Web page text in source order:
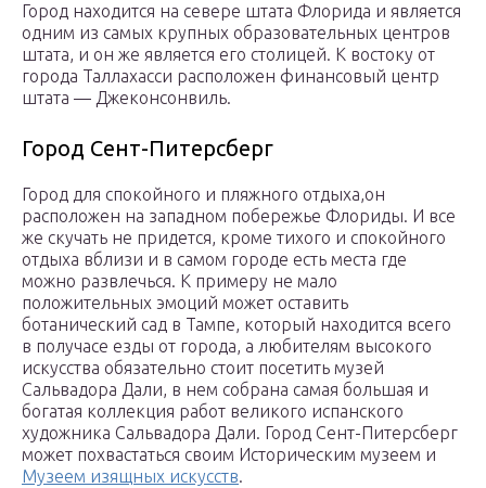
Город находится на севере штата Флорида и является
одним из самых крупных образовательных центров
штата, и он же является его столицей. К востоку от
города Таллахасси расположен финансовый центр
штата — Джеконсонвиль.
Город Сент-Питерсберг
Город для спокойного и пляжного отдыха,он
расположен на западном побережье Флориды. И все
же скучать не придется, кроме тихого и спокойного
отдыха вблизи и в самом городе есть места где
можно развлечься. К примеру не мало
положительных эмоций может оставить
ботанический сад в Тампе, который находится всего
в получасе езды от города, а любителям высокого
искусства обязательно стоит посетить музей
Сальвадора Дали, в нем собрана самая большая и
богатая коллекция работ великого испанского
художника Сальвадора Дали. Город Сент-Питерсберг
может похвастаться своим Историческим музеем и
Музеем изящных искусств.